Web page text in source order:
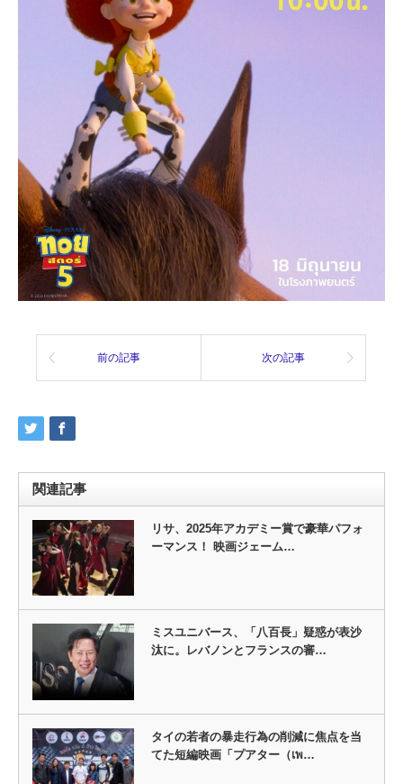
前の記事 次の記事
関連記事
リサ、2025年アカデミー賞で豪華パフォ
ーマンス！ 映画ジェーム…
ミスユニバース、「八百長」疑惑が表沙
汰に。レバノンとフランスの審…
タイの若者の暴走行為の削減に焦点を当
てた短編映画「プアター（เพ…